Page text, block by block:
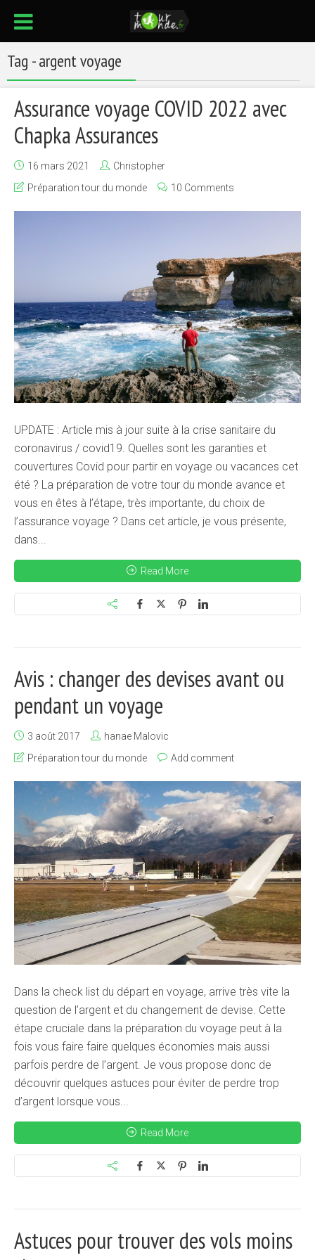
Tag - argent voyage
Assurance voyage COVID 2022 avec
Chapka Assurances
16 mars 2021
Christopher
Préparation tour du monde
10 Comments
UPDATE : Article mis à jour suite à la crise sanitaire du
coronavirus / covid19. Quelles sont les garanties et
couvertures Covid pour partir en voyage ou vacances cet
été ? La préparation de votre tour du monde avance et
vous en êtes à l’étape, très importante, du choix de
l’assurance voyage ? Dans cet article, je vous présente,
dans...
Read More
Avis : changer des devises avant ou
pendant un voyage
3 août 2017
hanae Malovic
Préparation tour du monde
Add comment
Dans la check list du départ en voyage, arrive très vite la
question de l’argent et du changement de devise. Cette
étape cruciale dans la préparation du voyage peut à la
fois vous faire faire quelques économies mais aussi
parfois perdre de l’argent. Je vous propose donc de
découvrir quelques astuces pour éviter de perdre trop
d’argent lorsque vous...
Read More
Astuces pour trouver des vols moins